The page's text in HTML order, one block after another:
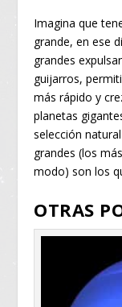
Imagina que
grande, en ese
grandes
guijarros,
más rápido y
planetas
selección
grandes (los
modo) son los
OTRAS